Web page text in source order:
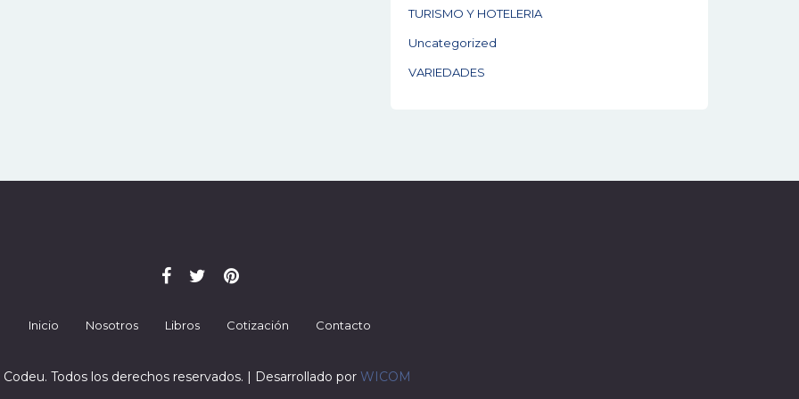
TURISMO Y HOTELERIA
Uncategorized
VARIEDADES
Inicio Nosotros Libros Cotización Contacto
Todos los derechos reservados. | Desarrollado por WICOM